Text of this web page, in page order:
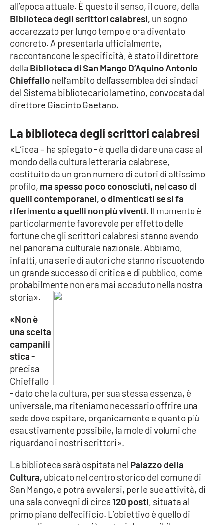
VIDEO
Ambiente
Cronaca
Cultura
Economia e Lavoro
Politica
Sanità
Società
Sport
RUBRICHE
Good Morning Vietnam
Parchi Marini Calabria
Leggendo Alvaro insieme
Imprese Di Calabria
Le perfidie di Antonella Grippo
Venti di comunicazione
STREAMING
LaC TV
LaC Network
all’epoca attuale. È questo il senso, il cuore, della
Biblioteca degli scrittori calabresi, un sogno
accarezzato per lungo tempo e ora diventato
concreto. A presentarla ufficialmente,
raccontandone le specificità, è stato il direttore
della Biblioteca di San Mango D’Aquino Antonio
Chieffallo nell’ambito dell’assemblea dei sindaci
del Sistema bibliotecario lametino, convocata dal
direttore Giacinto Gaetano.
La biblioteca degli scrittori calabresi
«L’idea – ha spiegato - è quella di dare una casa al
mondo della cultura letteraria calabrese,
costituito da un gran numero di autori di altissimo
profilo, ma spesso poco conosciuti, nel caso di
quelli contemporanei, o dimenticati se si fa
riferimento a quelli non più viventi. Il momento è
particolarmente favorevole per effetto delle
fortune che gli scrittori calabresi stanno avendo
nel panorama culturale nazionale. Abbiamo,
infatti, una serie di autori che stanno riscuotendo
un grande successo di critica e di pubblico, come
probabilmente non era mai accaduto nella nostra
storia».
«Non è
una scelta
campanili
stica-
precisa
Chieffallo
- dato che la cultura, per sua stessa essenza, è
universale, ma riteniamo necessario offrire una
sede dove ospitare, organicamente e quanto più
esaustivamente possibile, la mole di volumi che
riguardano i nostri scrittori».
La biblioteca sarà ospitata nel Palazzo della
Cultura, ubicato nel centro storico del comune di
San Mango, e potrà avvalersi, per le sue attività, di
una sala convegni di circa120 posti, situata al
primo piano dell’edificio. L’obiettivo è quello di